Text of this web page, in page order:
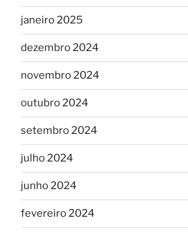
janeiro 2025
dezembro 2024
novembro 2024
outubro 2024
setembro 2024
julho 2024
junho 2024
fevereiro 2024